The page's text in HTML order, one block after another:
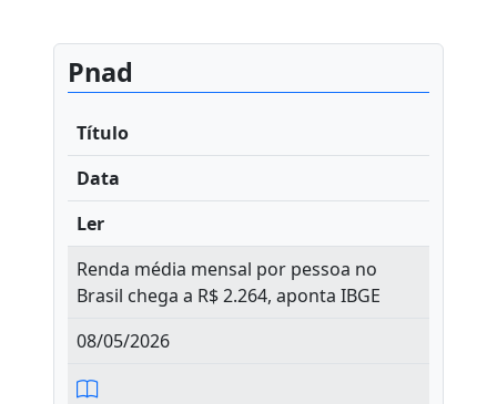
Pnad
Título
Data
Ler
Renda média mensal por pessoa no
Brasil chega a R$ 2.264, aponta IBGE
08/05/2026